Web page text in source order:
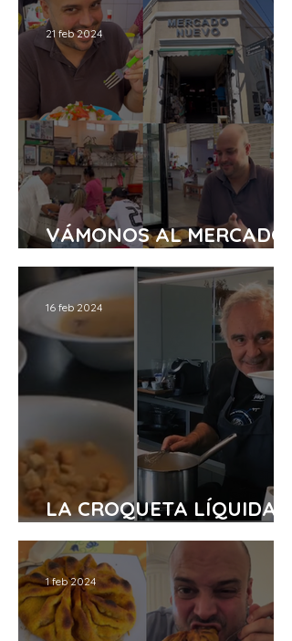
VÁMONOS AL MERCADO
NUEVO
21 feb 2024
LA CROQUETA LÍQUIDA
DE FERRAN ADRIÀ
16 feb 2024
1 feb 2024